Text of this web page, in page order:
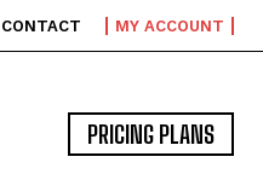
CONTACT MY ACCOUNT
PRICING PLANS